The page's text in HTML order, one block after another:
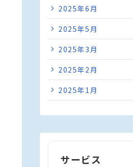
2025年6月
2025年5月
2025年3月
2025年2月
2025年1月
サービス